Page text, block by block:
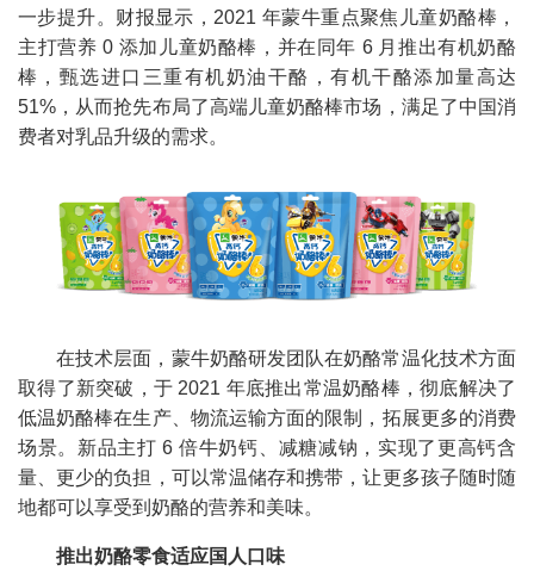
一步提升。财报显示，2021 年蒙牛重点聚焦儿童奶酪棒，
主打营养 0 添加儿童奶酪棒，并在同年 6 月推出有机奶酪
棒，甄选进口三重有机奶油干酪，有机干酪添加量高达
51%，从而抢先布局了高端儿童奶酪棒市场，满足了中国消
费者对乳品升级的需求。
在技术层面，蒙牛奶酪研发团队在奶酪常温化技术方面
取得了新突破，于 2021 年底推出常温奶酪棒，彻底解决了
低温奶酪棒在生产、物流运输方面的限制，拓展更多的消费
场景。新品主打 6 倍牛奶钙、减糖减钠，实现了更高钙含
量、更少的负担，可以常温储存和携带，让更多孩子随时随
地都可以享受到奶酪的营养和美味。
推出奶酪零食适应国人口味